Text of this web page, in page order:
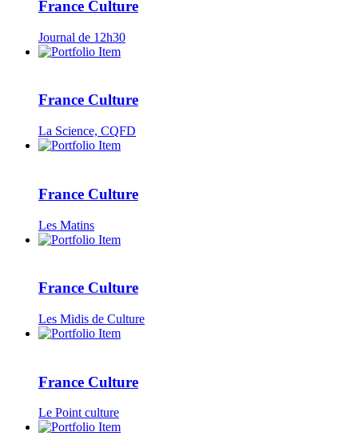
France Culture
Journal de 12h30
France Culture
La Science, CQFD
France Culture
Les Matins
France Culture
Les Midis de Culture
France Culture
Le Point culture